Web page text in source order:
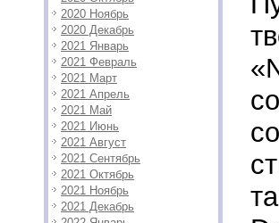
2020 Ноябрь
2020 Декабрь
2021 Январь
2021 Февраль
2021 Март
2021 Апрель
2021 Май
2021 Июнь
2021 Август
2021 Сентябрь
2021 Октябрь
2021 Ноябрь
2021 Декабрь